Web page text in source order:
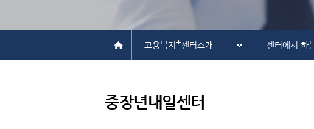
고용복지 +센터소개 센터에서 하
중장년내일센터